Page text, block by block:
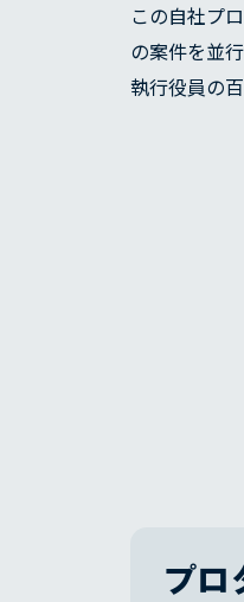
この自社プ
の案件を並
執行役員の
プロ